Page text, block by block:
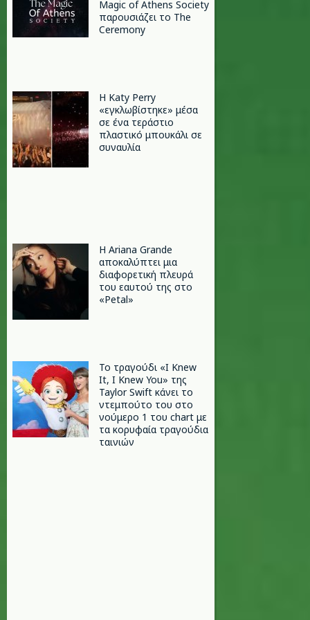
Magic of Athens Society
παρουσιάζει το The
Ceremony
H Katy Perry
«εγκλωβίστηκε» μέσα
σε ένα τεράστιο
πλαστικό μπουκάλι σε
συναυλία
Η Ariana Grande
αποκαλύπτει μια
διαφορετική πλευρά
του εαυτού της στο
«Petal»
Το τραγούδι «I Knew
It, I Knew You» της
Taylor Swift κάνει το
ντεμπούτο του στο
νούμερο 1 του chart με
τα κορυφαία τραγούδια
ταινιών